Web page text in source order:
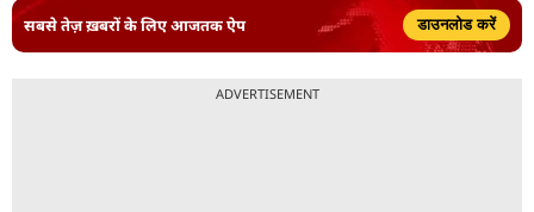
सबसे तेज़ ख़बरों के लिए आजतक ऐप डाउनलोड करें
ADVERTISEMENT